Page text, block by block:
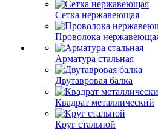
Сетка нержавеющая
Проволока
Арматура стальная
Двутавровая балка
Квадрат металлический
Круг стальной